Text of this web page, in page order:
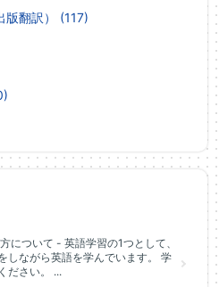
版翻訳） (117)
について - 英語学習の1つとして、
しながら英語を学んでいます。 学
ださい。 ...